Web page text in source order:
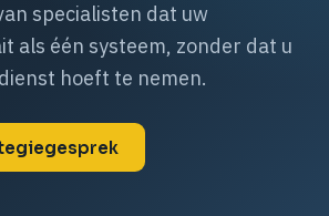
specialisten dat uw
als één systeem, zonder dat u
hoeft te nemen.